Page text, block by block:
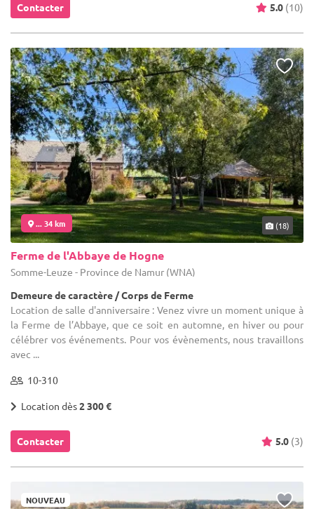
Contacter 5.0 (10)
... 34 km (18)
Ferme de l'Abbaye de Hogne
Somme-Leuze - Province de Namur (WNA)
Demeure de caractère / Corps de Ferme
Location de salle d'anniversaire : Venez vivre un moment unique à
la Ferme de l’Abbaye, que ce soit en automne, en hiver ou pour
célébrer vos événements. Pour vos évènements, nous travaillons
avec ...
10-310
Location dès2 300 €
Contacter 5.0 (3)
NOUVEAU